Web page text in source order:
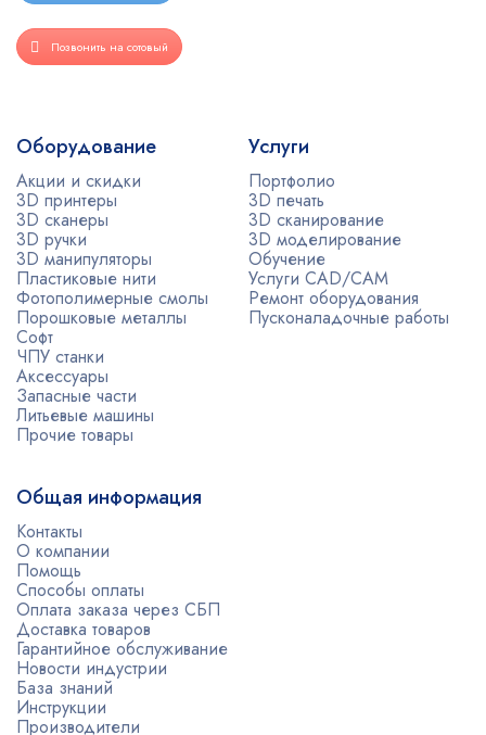
Позвонить на сотовый
Оборудование
Акции и скидки
3D принтеры
3D сканеры
3D ручки
3D манипуляторы
Пластиковые нити
Фотополимерные смолы
Порошковые металлы
Софт
ЧПУ станки
Аксессуары
Запасные части
Литьевые машины
Прочие товары
Услуги
Портфолио
3D печать
3D сканирование
3D моделирование
Обучение
Услуги CAD/CAM
Ремонт оборудования
Пусконаладочные работы
Общая информация
Контакты
О компании
Помощь
Способы оплаты
Оплата заказа через СБП
Доставка товаров
Гарантийное обслуживание
Новости индустрии
База знаний
Инструкции
Производители